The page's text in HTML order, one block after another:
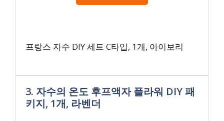
프랑스 자수 DIY 세트 C타입, 1개, 아이보리
3. 자수의 온도 후프액자 플라워 DIY 패
키지, 1개, 라벤더